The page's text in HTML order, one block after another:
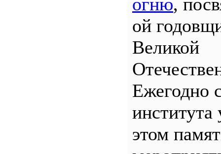
ой
Великой
Ежегодно
института
этом